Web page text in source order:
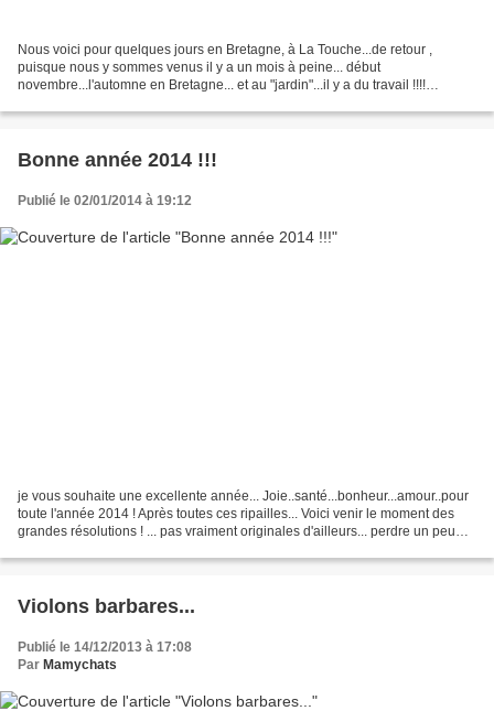
Nous voici pour quelques jours en Bretagne, à La Touche...de retour ,
puisque nous y sommes venus il y a un mois à peine... début
novembre...l'automne en Bretagne... et au "jardin"...il y a du travail !!!!
Bonne année 2014 !!!
Publié le 02/01/2014 à 19:12
je vous souhaite une excellente année... Joie..santé...bonheur...amour..pour
toute l'année 2014 ! Après toutes ces ripailles... Voici venir le moment des
grandes résolutions ! ... pas vraiment originales d'ailleurs... perdre un peu
Violons barbares...
Publié le 14/12/2013 à 17:08
Par Mamychats